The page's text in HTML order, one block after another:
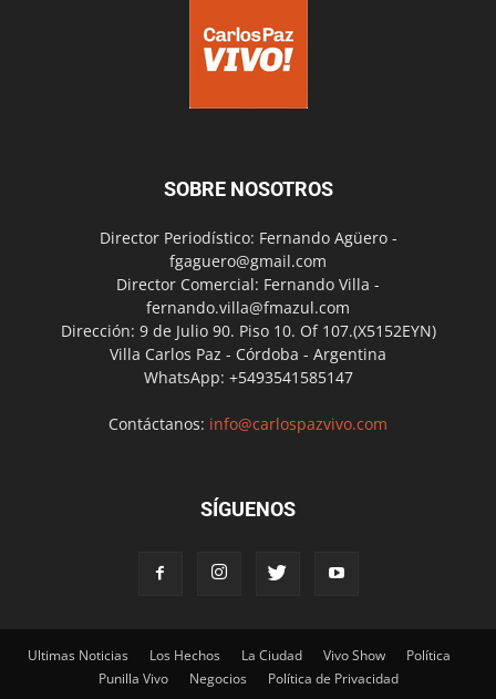
SOBRE NOSOTROS
Director Periodístico: Fernando Agüero -
fgaguero@gmail.com
Director Comercial: Fernando Villa -
fernando.villa@fmazul.com
Dirección: 9 de Julio 90. Piso 10. Of 107.(X5152EYN)
Villa Carlos Paz - Córdoba - Argentina
WhatsApp: +5493541585147
Contáctanos: info@carlospazvivo.com
SÍGUENOS
Ultimas Noticias Los Hechos La Ciudad Vivo Show
Política
Punilla Vivo
Negocios Política de Privacidad